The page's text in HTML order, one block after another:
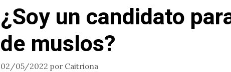
¿Soy un candidato
de muslos?
02/05/2022 por Caitriona